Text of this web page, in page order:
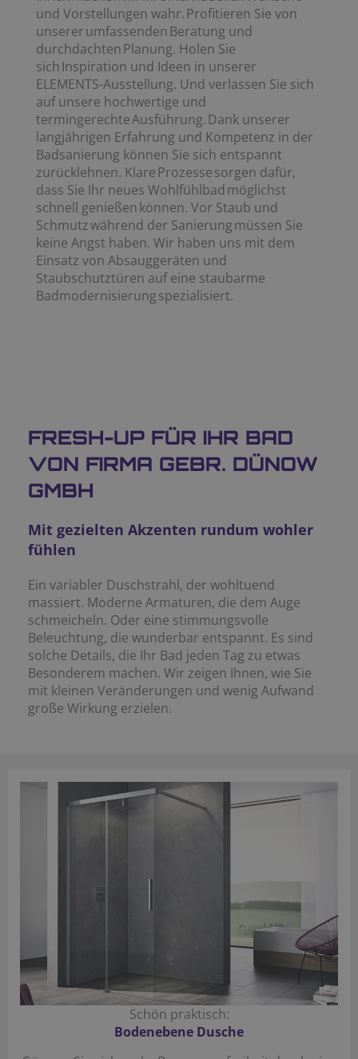
und Vorstellungen wahr. Profitieren Sie von
unserer umfassenden Beratung und
durchdachten Planung. Holen Sie
sich Inspiration und Ideen in unserer
ELEMENTS-Ausstellung. Und verlassen Sie sich
auf unsere hochwertige und
termingerechte Ausführung. Dank unserer
langjährigen Erfahrung und Kompetenz in der
Badsanierung können Sie sich entspannt
zurücklehnen. Klare Prozesse sorgen dafür,
dass Sie Ihr neues Wohlfühlbad möglichst
schnell genießen können. Vor Staub und
Schmutz während der Sanierung müssen Sie
keine Angst haben. Wir haben uns mit dem
Einsatz von Absauggeräten und
Staubschutztüren auf eine staubarme
Badmodernisierung spezialisiert.
FRESH-UP FÜR IHR BAD
VON FIRMA GEBR. DÜNOW
GMBH
Mit gezielten Akzenten rundum wohler
fühlen
Ein variabler Duschstrahl, der wohltuend
massiert. Moderne Armaturen, die dem Auge
schmeicheln. Oder eine stimmungsvolle
Beleuchtung, die wunderbar entspannt. Es sind
solche Details, die Ihr Bad jeden Tag zu etwas
Besonderem machen. Wir zeigen Ihnen, wie Sie
mit kleinen Veränderungen und wenig Aufwand
große Wirkung erzielen.
Schön praktisch:
Bodenebene Dusche